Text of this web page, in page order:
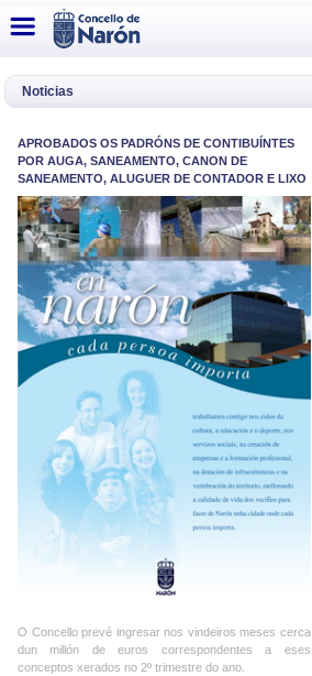
Noticias
APROBADOS OS PADRÓNS DE CONTIBUÍNTES
POR AUGA, SANEAMENTO, CANON DE
SANEAMENTO, ALUGUER DE CONTADOR E LIXO
O Concello prevé ingresar nos vindeiros meses cerca
dun millón de euros correspondentes a eses
conceptos xerados no 2º trimestre do ano.